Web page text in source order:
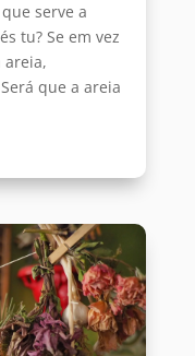
serve a
tu? Se em vez
areia,
que a areia